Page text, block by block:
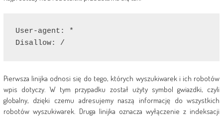
User-agent: *
Disallow: /
Pierwsza linijka odnosi się do tego, których wyszukiwarek i ich robotów
wpis dotyczy. W tym przypadku został użyty symbol gwiazdki, czyli
globalny, dzięki czemu adresujemy naszą informację do wszystkich
robotów wyszukiwarek. Druga linijka oznacza wyłączenie z indeksacji